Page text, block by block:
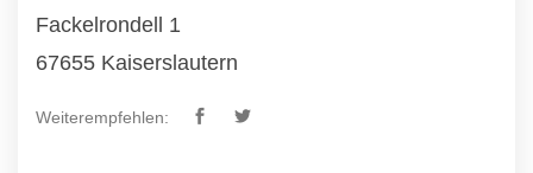
Fackelrondell 1
67655 Kaiserslautern
Weiterempfehlen: